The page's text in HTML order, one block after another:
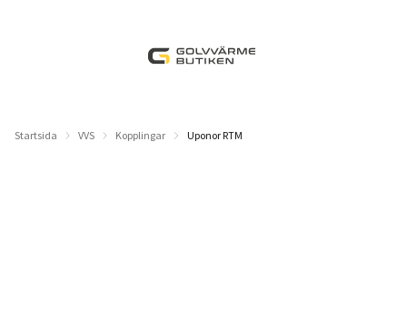
Startsida VVS Kopplingar Uponor RTM